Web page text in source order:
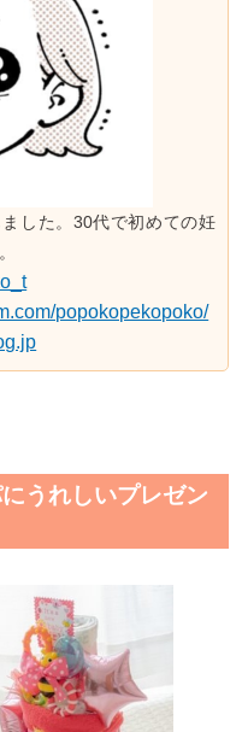
した。30代で初めての妊
popokopekopoko/
うれしいプレゼン